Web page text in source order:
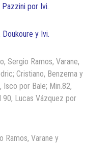
por Ivi.
y Ivi.
Sergio Ramos, Varane,
Cristiano, Benzema y
Isco por Bale; Min.82,
90, Lucas Vázquez por
Ramos, Varane y